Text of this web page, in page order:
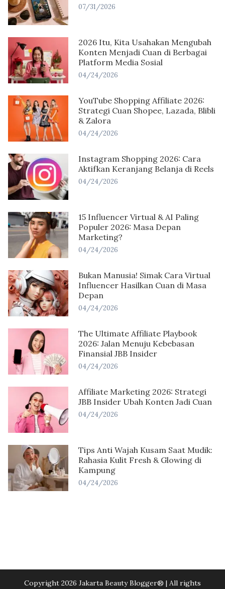
07/31/2026
2026 Itu, Kita Usahakan Mengubah
Konten Menjadi Cuan di Berbagai
Platform Media Sosial
04/24/2026
YouTube Shopping Affiliate 2026:
Strategi Cuan Shopee, Lazada, Blibli
& Zalora
04/24/2026
Instagram Shopping 2026: Cara
Aktifkan Keranjang Belanja di Reels
04/24/2026
15 Influencer Virtual & AI Paling
Populer 2026: Masa Depan
Marketing?
04/24/2026
Bukan Manusia! Simak Cara Virtual
Influencer Hasilkan Cuan di Masa
Depan
04/24/2026
The Ultimate Affiliate Playbook
2026: Jalan Menuju Kebebasan
Finansial JBB Insider
04/24/2026
Affiliate Marketing 2026: Strategi
JBB Insider Ubah Konten Jadi Cuan
04/24/2026
Tips Anti Wajah Kusam Saat Mudik:
Rahasia Kulit Fresh & Glowing di
Kampung
04/24/2026
Copyright 2026 Jakarta Beauty Blogger®️ | All rights